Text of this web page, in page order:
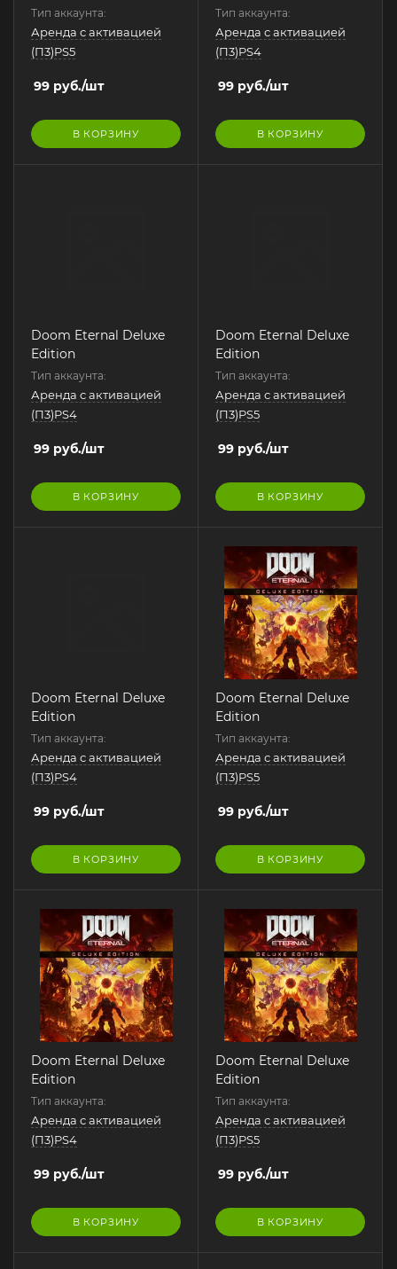
Тип аккаунта:
Аренда с активацией
(П3)PS5
99 руб./шт
В КОРЗИНУ
Тип аккаунта:
Аренда с активацией
(П3)PS4
99 руб./шт
В КОРЗИНУ
Doom Eternal Deluxe
Edition
Тип аккаунта:
Аренда с активацией
(П3)PS4
99 руб./шт
В КОРЗИНУ
Doom Eternal Deluxe
Edition
Тип аккаунта:
Аренда с активацией
(П3)PS5
99 руб./шт
В КОРЗИНУ
Doom Eternal Deluxe
Edition
Тип аккаунта:
Аренда с активацией
(П3)PS4
99 руб./шт
В КОРЗИНУ
Doom Eternal Deluxe
Edition
Тип аккаунта:
Аренда с активацией
(П3)PS5
99 руб./шт
В КОРЗИНУ
Doom Eternal Deluxe
Edition
Тип аккаунта:
Аренда с активацией
(П3)PS4
99 руб./шт
В КОРЗИНУ
Doom Eternal Deluxe
Edition
Тип аккаунта:
Аренда с активацией
(П3)PS5
99 руб./шт
В КОРЗИНУ